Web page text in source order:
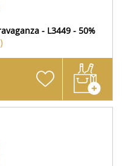
- L3449 - 50%